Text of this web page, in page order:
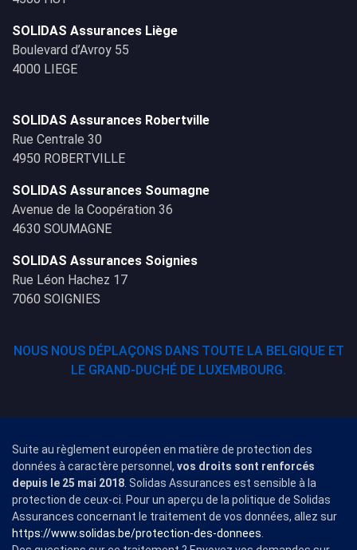
SOLIDAS Assurances Liège
Boulevard d’Avroy 55
4000 LIEGE
SOLIDAS Assurances Robertville
Rue Centrale 30
4950 ROBERTVILLE
SOLIDAS Assurances Soumagne
Avenue de la Coopération 36
4630 SOUMAGNE
SOLIDAS Assurances Soignies
Rue Léon Hachez 17
7060 SOIGNIES
NOUS NOUS DÉPLAÇONS DANS TOUTE LA BELGIQUE ET
LE GRAND-DUCHÉ DE LUXEMBOURG.
Suite au règlement européen en matière de protection des
données à caractère personnel, vos droits sont renforcés
depuis le 25 mai 2018 . Solidas Assurances est sensible à la
protection de ceux-ci. Pour un aperçu de la politique de Solidas
Assurances concernant le traitement de vos données, allez sur
https://www.solidas.be/protection-des-donnees